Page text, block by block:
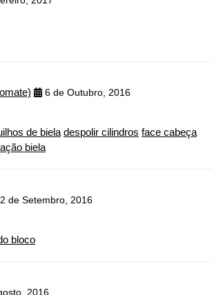
6 de Outubro, 2016
de biela despolir cilindros face cabeça
biela
de Setembro, 2016
bloco
2016